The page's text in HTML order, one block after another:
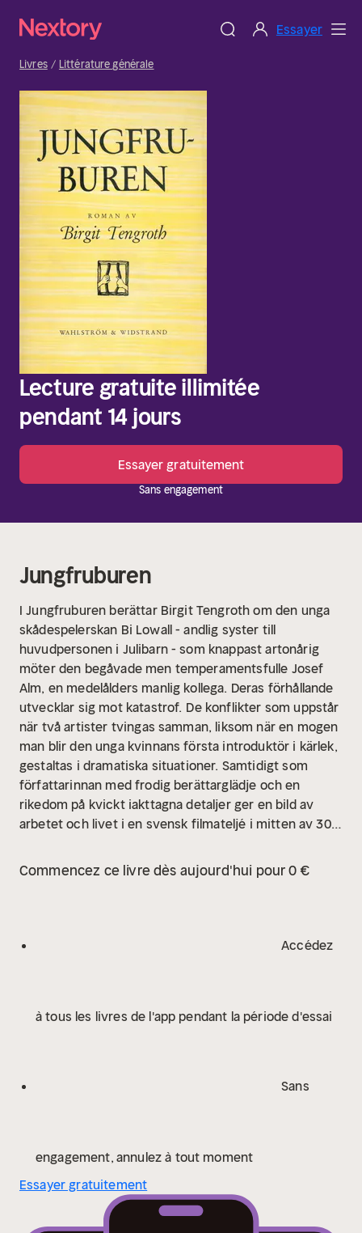
Essayer
Livres Littérature générale
Lecture gratuite illimitée
pendant 14 jours
Essayer gratuitement
Sans engagement
Jungfruburen
I Jungfruburen berättar Birgit Tengroth om den unga
skådespelerskan Bi Lowall - andlig syster till
huvudpersonen i Julibarn - som knappast artonårig
möter den begåvade men temperamentsfulle Josef
Alm, en medelålders manlig kollega. Deras förhållande
utvecklar sig mot katastrof. De konflikter som uppstår
när två artister tvingas samman, liksom när en mogen
man blir den unga kvinnans första introduktör i kärlek,
gestaltas i dramatiska situationer. Samtidigt som
författarinnan med frodig berättarglädje och en
rikedom på kvickt iakttagna detaljer ger en bild av
arbetet och livet i en svensk filmateljé i mitten av 30-
harmoniskt liv vill säga med en kärlekshistoria med
kritikern och tidningsmannen Claes Feldman. Men
lösas i konstnärligt arbete. Först på scenen blir hon en
Commencez ce livre dès aujourd'hui pour 0 €
Accédez
à tous les livres de l'app pendant la période d'essai
Sans
engagement, annulez à tout moment
Essayer gratuitement